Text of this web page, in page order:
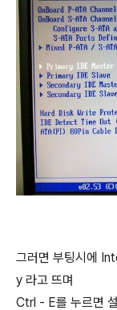
그러면 부팅시에
y 라고 뜨며
Ctrl - E를 누르면